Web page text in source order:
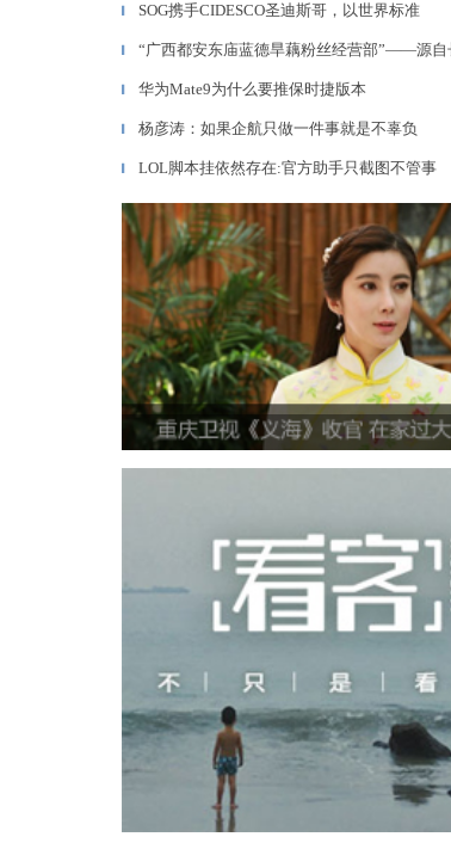
▎ SOG携手CIDESCO圣迪斯哥，以世界标准
▎ “广西都安东庙蓝德旱藕粉丝经营部”——源自
▎ 华为Mate9为什么要推保时捷版本
▎ 杨彦涛：如果企航只做一件事就是不辜负
▎ LOL脚本挂依然存在:官方助手只截图不管事